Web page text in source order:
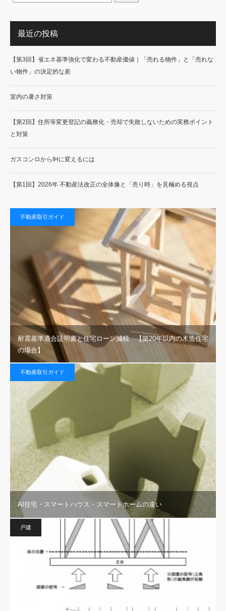
最近の投稿
【第3回】省エネ基準強化で変わる不動産価値｜「売れる物件」と「売れな
い物件」の決定的な差
室内の暑さ対策
【第2回】住所等変更登記の義務化・売却で失敗しないための実務ポイント
と対策
ガスコンロからIHに変えるには
【第1回】2026年 不動産法改正の全体像と「売り時」を見極める視点
不動産取引ガイド
耐震基準適合証明書と住宅ローン減税 【築20年以内の木造住宅
の場合】
不動産取引ガイド
AI住宅・スマートハウス・スマートホームの違い
戸建